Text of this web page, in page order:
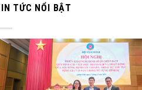
TỨC NỔI BẬT